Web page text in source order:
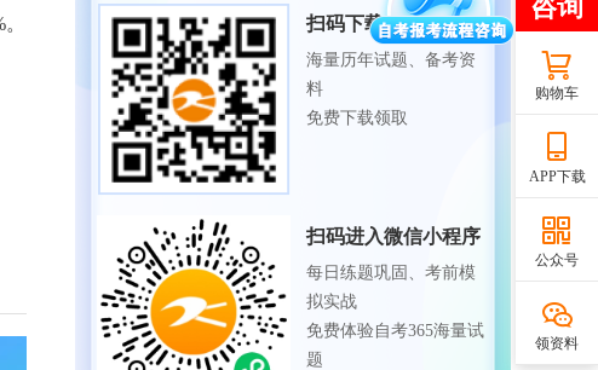
扫码下载APP
海量历年试题、备考资
料
免费下载领取
扫码进入微信小程序
每日练题巩固、考前模
拟实战
免费体验自考365海量试
题
购物车
APP下载
公众号
领资料